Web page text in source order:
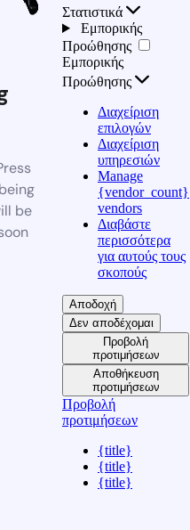
be
Στατιστικά
Εμπορικής
Προώθησης
Εμπορικής
Προώθησης
Διαχείριση
επιλογών
Διαχείριση
υπηρεσιών
Manage
{vendor_count}
vendors
Διαβάστε
περισσότερα
για αυτούς τους
σκοπούς
Αποδοχή
Δεν αποδέχομαι
Προβολή
προτιμήσεων
Αποθήκευση
προτιμήσεων
Προβολή
προτιμήσεων
{title}
{title}
{title}